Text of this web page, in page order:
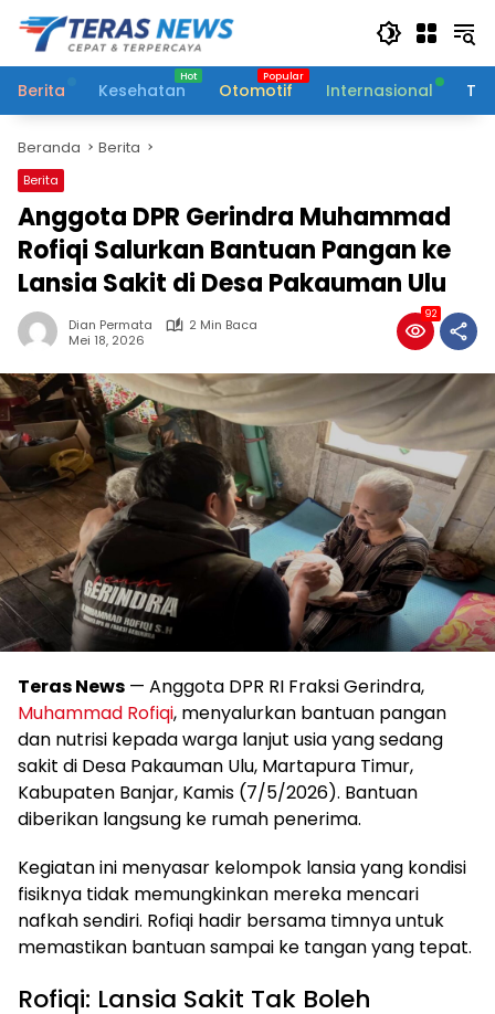
Langsung
konten
Berita
Kesehatan Otomotif Internasional
Beranda Berita
Berita
Anggota DPR Gerindra Muhammad
Rofiqi Salurkan Bantuan Pangan ke
Lansia Sakit di Desa Pakauman Ulu
Dian Permata
2 Min Baca
Mei 18, 2026
92
Teras News — Anggota DPR RI Fraksi Gerindra,
Muhammad Rofiqi, menyalurkan bantuan pangan
dan nutrisi kepada warga lanjut usia yang sedang
sakit di Desa Pakauman Ulu, Martapura Timur,
Kabupaten Banjar, Kamis (7/5/2026). Bantuan
diberikan langsung ke rumah penerima.
Kegiatan ini menyasar kelompok lansia yang kondisi
fisiknya tidak memungkinkan mereka mencari
nafkah sendiri. Rofiqi hadir bersama timnya untuk
memastikan bantuan sampai ke tangan yang tepat.
Rofiqi: Lansia Sakit Tak Boleh